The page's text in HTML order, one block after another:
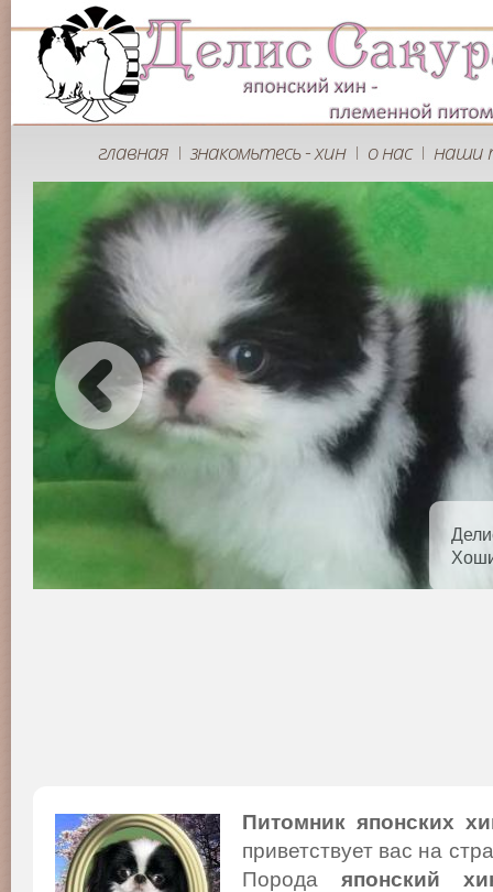
главная | знакомьтесь - хин | о нас | наши
Питомник японских
приветствует вас на
Порода японский